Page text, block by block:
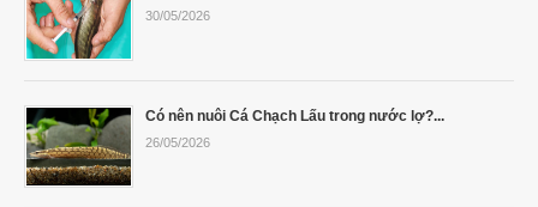
30/05/2026
Có nên nuôi Cá Chạch Lấu trong nước lợ?...
26/05/2026